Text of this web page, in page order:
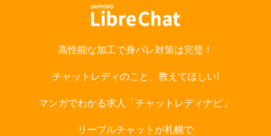
高性能な加工で身バレ対策は完璧！
チャットレディのこと、教えてほしい!
マンガでわかる求人「チャットレディナビ」
リーブルチャットが札幌で